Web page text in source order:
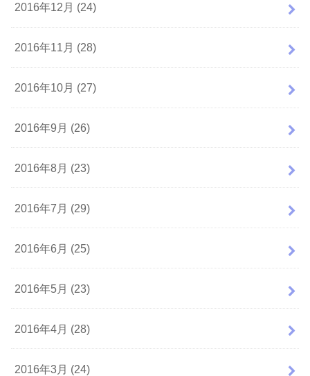
2016年12月 (24)
2016年11月 (28)
2016年10月 (27)
2016年9月 (26)
2016年8月 (23)
2016年7月 (29)
2016年6月 (25)
2016年5月 (23)
2016年4月 (28)
2016年3月 (24)